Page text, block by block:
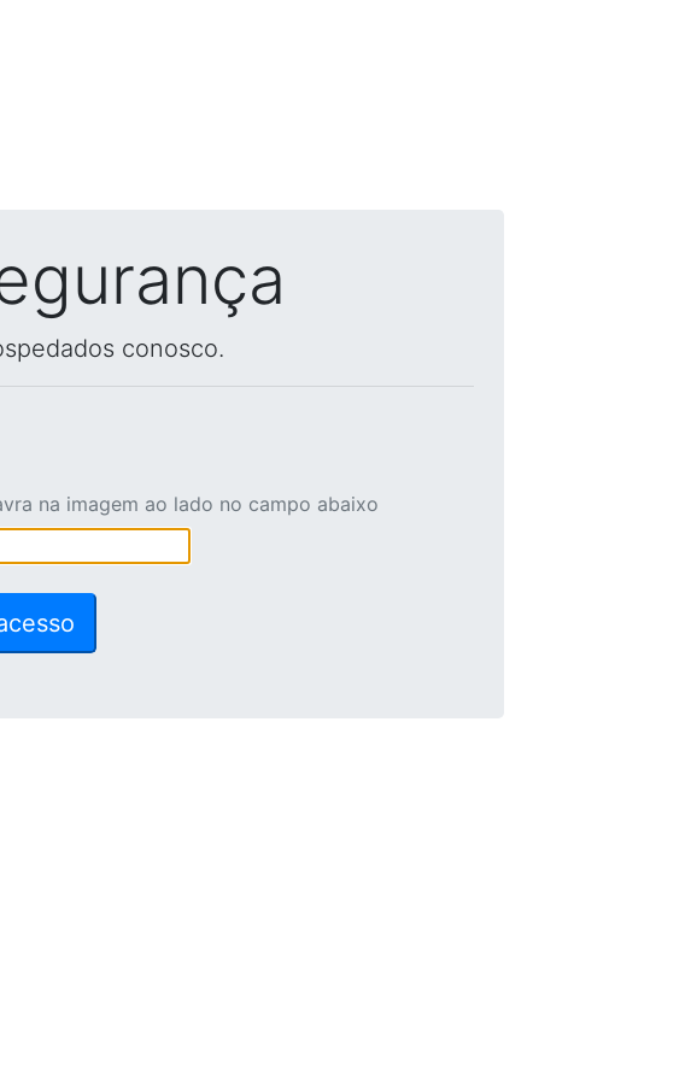
conosco.
na imagem ao lado no campo abaixo